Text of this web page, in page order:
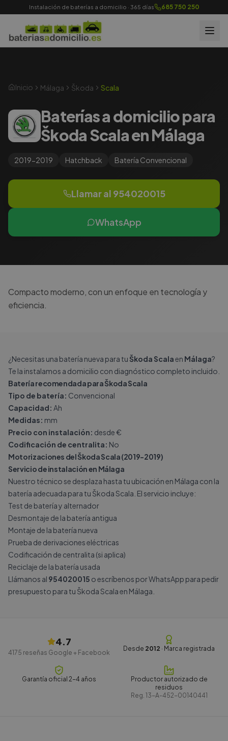
Instalación de baterías a domicilio · 365 días 685 750 250
Inicio Málaga Škoda Scala
Baterías a domicilio para
Škoda Scala en Málaga
2019-2019 Hatchback Batería Convencional
Llamar al 954020015
WhatsApp
Compacto moderno, con un enfoque en tecnología y
eficiencia.
¿Necesitas una batería nueva para tuŠkoda Scalaen Málaga?
Te la instalamos a domicilio con diagnóstico completo incluido.
Batería recomendada para Škoda Scala
Tipo de batería: Convencional
Capacidad: Ah
Medidas: mm
Precio con instalación: desde €
Codificación de centralita: No
Motorizaciones del Škoda Scala (2019-2019)
Servicio de instalación en Málaga
Nuestro técnico se desplaza hasta tu ubicación en Málaga con la
batería adecuada para tu Škoda Scala. El servicio incluye:
Test de batería y alternador
Desmontaje de la batería antigua
Montaje de la batería nueva
Prueba de derivaciones eléctricas
Codificación de centralita (si aplica)
Reciclaje de la batería usada
Llámanos al 954020015 o escríbenos porWhatsApp para pedir
presupuesto para tu Škoda Scala en Málaga.
4.7
4175 reseñas Google + Facebook
Desde 2012 · Marca registrada
Garantía oficial 2-4 años
Productor autorizado de
residuos
Reg. 13-A-452-00140441